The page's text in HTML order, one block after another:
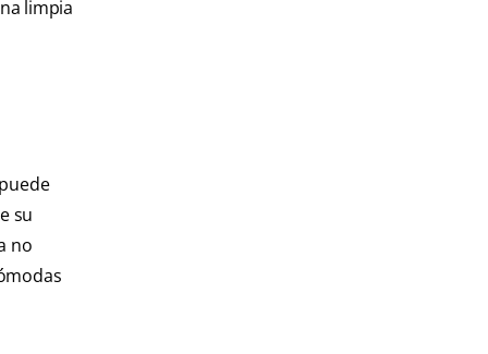
limpia
su
no